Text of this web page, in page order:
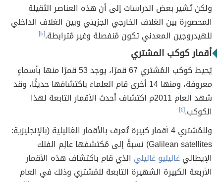
ولكن تُشير بعض الدراسات إلى أن هذه العناصر الثقيلة
المحصورة بين الغلاف الخارجي الجزيئي وبين الغلاف الداخلي
للهيدروجين المعدني تكون مُنفصلة وغير مُترابطة.[١٠]
أقمار كوكب المشتري
يُحيط كوكب المُشتري 67 قمرًا، يوجد 53 قمرًا منها بأسماءٍ
معروفة، ومنها 14 أخرى قام العلماء باكتشافها حديثًا، وقد
شهد العام 2011م اكتشاف أحدث الأقمار التابعة لهذا
الكوكب.[٤]
وللمُشتري 4 أقمار كبيرة تُعرف بالأقمار الغاليلية (بالإنجليزية:
Galilean satellites) نسبةً إلى مُكتشفها عالِم الفلك
الإيطاليغاليليو غاليلي الذي قام باكتشاف هذه الأقمار
الأربعة الكبيرة الشهيرة التابعة للمُشتري وذلك في العام